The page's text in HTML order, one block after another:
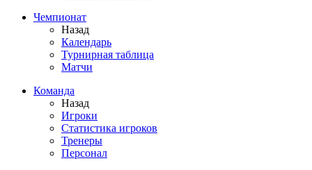
Чемпионат
Назад
Календарь
Турнирная таблица
Матчи
Команда
Назад
Игроки
Статистика игроков
Тренеры
Персонал